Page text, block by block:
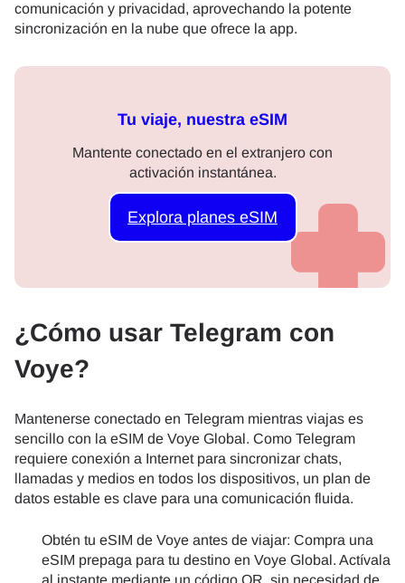
comunicación y privacidad, aprovechando la potente
sincronización en la nube que ofrece la app.
Tu viaje, nuestra eSIM
Mantente conectado en el extranjero con
activación instantánea.
Explora planes eSIM
¿Cómo usar Telegram con
Voye?
Mantenerse conectado en Telegram mientras viajas es
sencillo con la eSIM de Voye Global. Como Telegram
requiere conexión a Internet para sincronizar chats,
llamadas y medios en todos los dispositivos, un plan de
datos estable es clave para una comunicación fluida.
Obtén tu eSIM de Voye antes de viajar: Compra una
eSIM prepaga para tu destino en Voye Global. Actívala